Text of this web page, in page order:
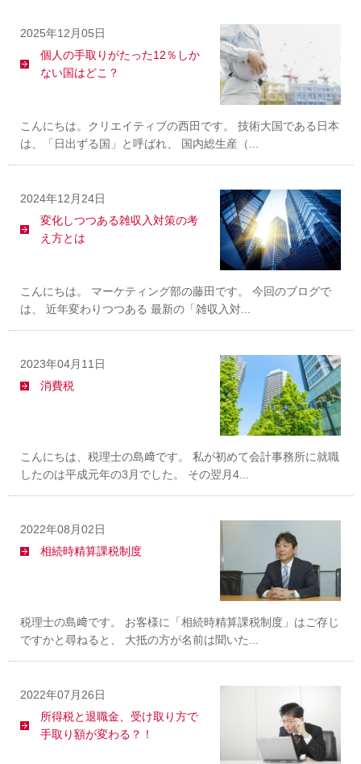
2025年12月05日
個人の手取りがたった12％しか
ない国はどこ？
こんにちは。クリエイティブの西田です。 技術大国である日本
は、「日出ずる国」と呼ばれ、 国内総生産（...
2024年12月24日
変化しつつある雑収入対策の考
え方とは
こんにちは。 マーケティング部の藤田です。 今回のブログで
は、 近年変わりつつある 最新の「雑収入対...
2023年04月11日
消費税
こんにちは、税理士の島﨑です。 私が初めて会計事務所に就職
したのは平成元年の3月でした。 その翌月4...
2022年08月02日
相続時精算課税制度
税理士の島﨑です。 お客様に「相続時精算課税制度」はご存じ
ですかと尋ねると、 大抵の方が名前は聞いた...
2022年07月26日
所得税と退職金、受け取り方で
手取り額が変わる？！